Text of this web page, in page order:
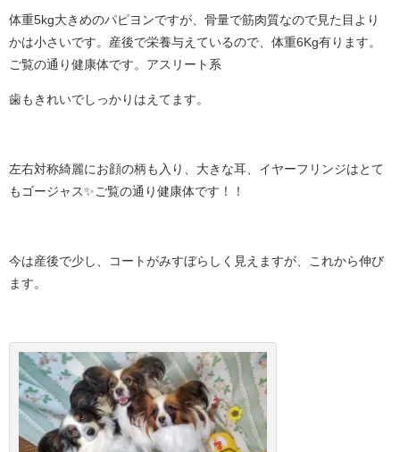
体重5kg大きめのパピヨンですが、骨量で筋肉質なので見た目より
かは小さいです。産後で栄養与えているので、体重6Kg有ります。
ご覧の通り健康体です。アスリート系
歯もきれいでしっかりはえてます。
左右対称綺麗にお顔の柄も入り、大きな耳、イヤーフリンジはとて
もゴージャス✨ご覧の通り健康体です！！
今は産後で少し、コートがみすぼらしく見えますが、これから伸び
ます。